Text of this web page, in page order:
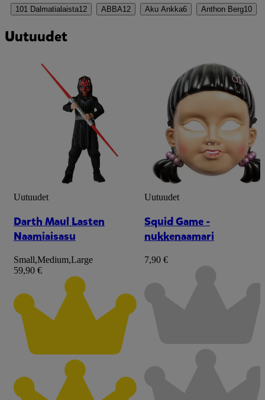
101 Dalmatialaista12 ABBA12 Aku Ankka6 Anthon Berg10
Uutuudet
Uutuudet
Darth Maul Lasten
Naamiaisasu
Small,Medium,Large
59,90 €
Uutuudet
Squid Game -
nukkenaamari
7,90 €